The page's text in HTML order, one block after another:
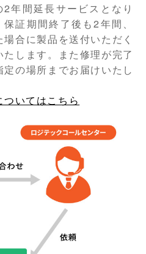
年間延長サービスとなり
証期間終了後も2年間、
合に製品を送付いただく
します。また修理が完了
の場所までお届けいたし
ついてはこちら